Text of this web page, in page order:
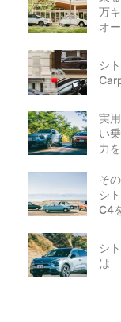
万
オ
シ
実
い
力
そ
シ
C4
シ
は